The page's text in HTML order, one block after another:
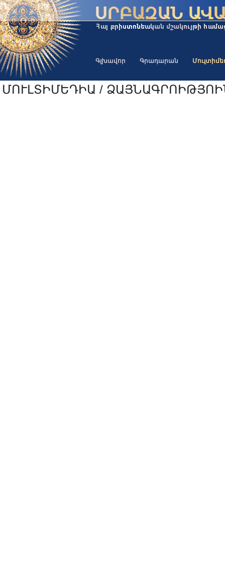
Գլխավոր Գրադարան
ՄՈՒԼՏԻՄԵԴԻԱ /